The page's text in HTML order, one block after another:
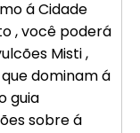
á Cidade
, você poderá
Misti ,
dominam á
guia
sobre á